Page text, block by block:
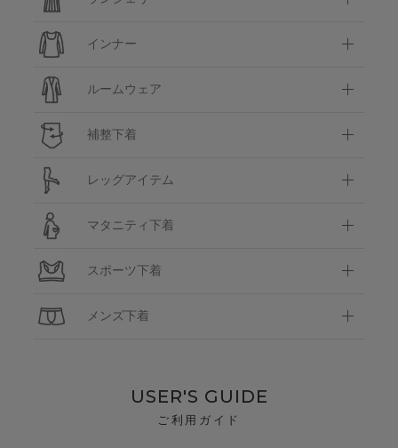
インナー
ルームウェア
補整下着
レッグアイテム
マタニティ下着
スポーツ下着
メンズ下着
USER'S GUIDE
ご利用ガイド